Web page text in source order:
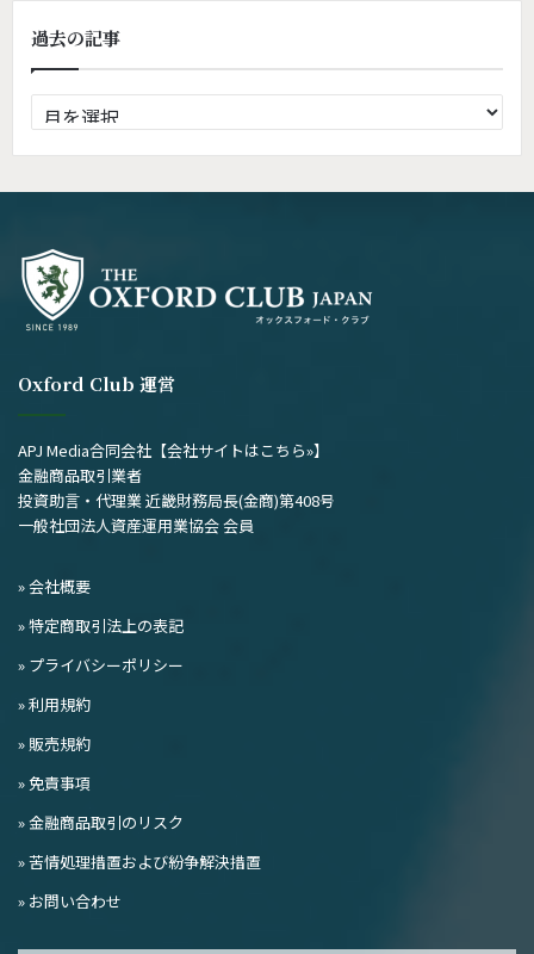
過去の記事
去
の
Oxford Club 運営
APJ Media合同会社 【会社サイトはこちら»】
金融商品取引業者
投資助言・代理業 近畿財務局長(金商)第408号
一般社団法人資産運用業協会 会員
» 会社概要
» 特定商取引法上の表記
» プライバシーポリシー
» 利用規約
» 販売規約
» 免責事項
» 金融商品取引のリスク
» 苦情処理措置および紛争解決措置
» お問い合わせ